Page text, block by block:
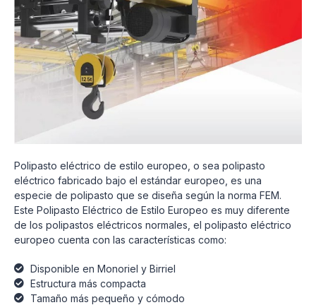
Polipasto eléctrico de estilo europeo, o sea polipasto
eléctrico fabricado bajo el estándar europeo, es una
especie de polipasto que se diseña según la norma FEM.
Este Polipasto Eléctrico de Estilo Europeo es muy diferente
de los polipastos eléctricos normales, el polipasto eléctrico
europeo cuenta con las características como:
Disponible en Monoriel y Birriel
Estructura más compacta
Tamaño más pequeño y cómodo